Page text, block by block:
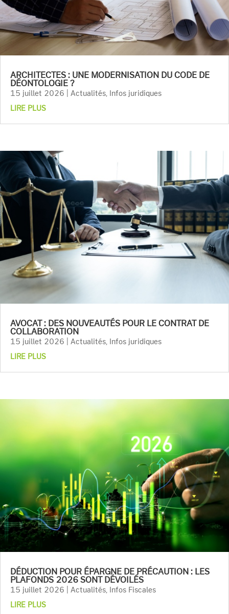
ARCHITECTES : UNE MODERNISATION DU CODE DE
DÉONTOLOGIE ?
15 juillet 2026 Actualités
Infos juridiques
LIRE PLUS
AVOCAT : DES NOUVEAUTÉS POUR LE CONTRAT DE
COLLABORATION
15 juillet 2026 Actualités
Infos juridiques
LIRE PLUS
DÉDUCTION POUR ÉPARGNE DE PRÉCAUTION : LES
PLAFONDS 2026 SONT DÉVOILÉS
15 juillet 2026 Actualités
Infos Fiscales
LIRE PLUS